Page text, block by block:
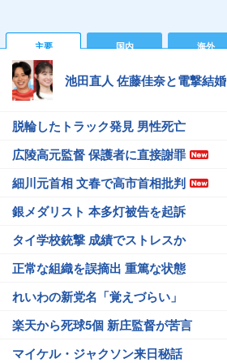
主要 国内 海外
池田直人 佐藤佳奈と電撃結婚
脱輪したトラック発見 男性死亡
広陵高元監督 保護者に直接謝罪
細川元首相 文春で高市首相批判
銀メダリスト 本多灯被告を起訴
タイ学校銃撃 成績でストレスか
正常な組織を誤摘出 重篤な状態
れいわの新党名「覚えづらい」
楽天から死球5個 新庄監督が苦言
マイケル・ジャクソン来日秘話